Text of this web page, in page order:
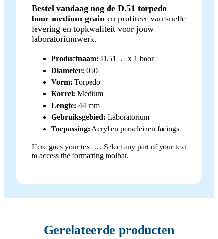
Bestel vandaag nog de D.51 torpedo
boor medium grain en profiteer van snelle
levering en topkwaliteit voor jouw
laboratoriumwerk.
Productnaam: D.51_._ x 1 boor
Diameter: 050
Vorm: Torpedo
Korrel: Medium
Lengte: 44 mm
Gebruiksgebied: Laboratorium
Toepassing: Acryl en porseleinen facings
Here goes your text … Select any part of your text
to access the formatting toolbar.
Gerelateerde producten